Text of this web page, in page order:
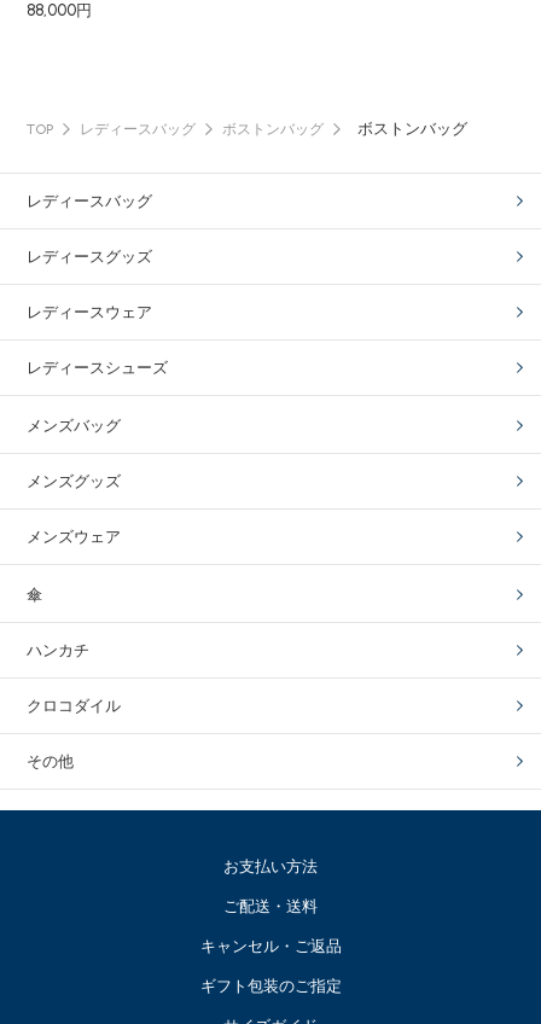
88,000円
TOP レディースバッグ ボストンバッグ ボストンバッグ
レディースバッグ
レディースグッズ
レディースウェア
レディースシューズ
メンズバッグ
メンズグッズ
メンズウェア
傘
ハンカチ
クロコダイル
その他
お支払い方法
ご配送・送料
キャンセル・ご返品
ギフト包装のご指定